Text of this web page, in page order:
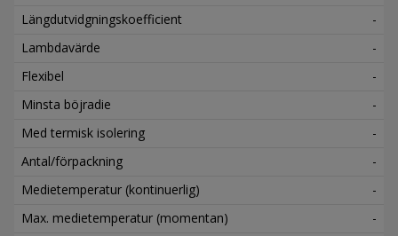
Längdutvidgningskoefficient
-
Lambdavärde
-
Flexibel
-
Minsta böjradie
-
Med termisk isolering
-
Antal/förpackning
-
Medietemperatur (kontinuerlig)
-
Max. medietemperatur (momentan)
-